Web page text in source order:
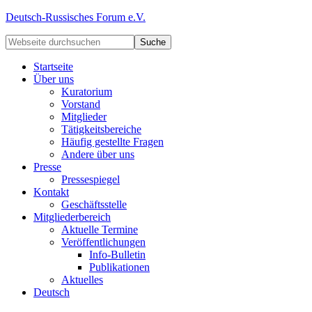
Deutsch-Russisches Forum e.V.
Startseite
Über uns
Kuratorium
Vorstand
Mitglieder
Tätigkeitsbereiche
Häufig gestellte Fragen
Andere über uns
Presse
Pressespiegel
Kontakt
Geschäftsstelle
Mitgliederbereich
Aktuelle Termine
Veröffentlichungen
Info-Bulletin
Publikationen
Aktuelles
Deutsch